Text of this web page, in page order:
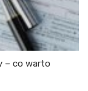
– co warto